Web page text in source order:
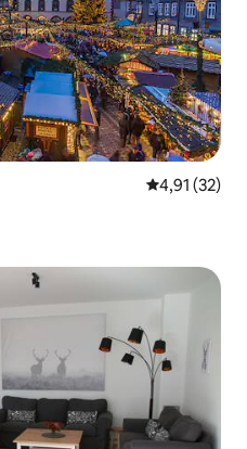
5 üzerinden
4,91 (32)